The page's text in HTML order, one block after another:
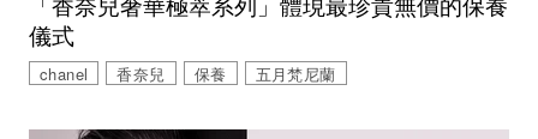
儀式
chanel 香奈兒 保養 五月梵尼蘭